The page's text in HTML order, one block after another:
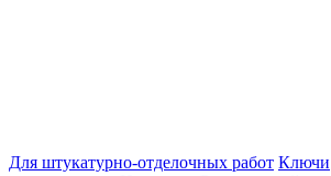
Для штукатурно-отделочных работ Ключи